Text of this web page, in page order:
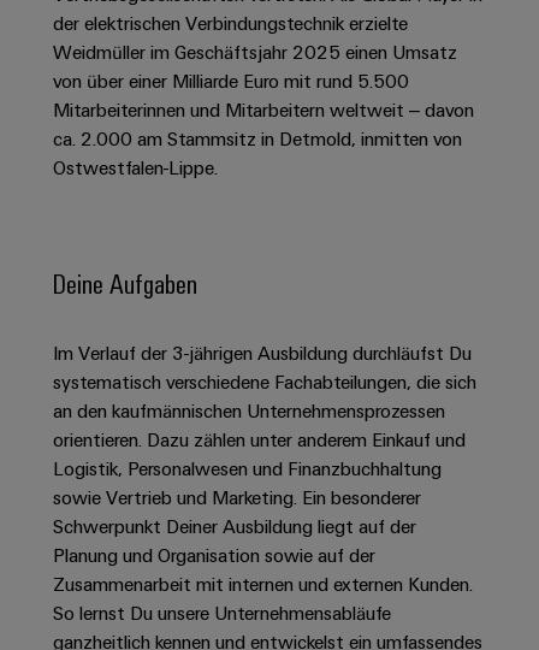
Energiespeichersysteme
(ESS)
Energieübertragung
und
-
Sicherheit
für
Gebäudeinfrastruktur
Lösungen
für
die
spezifischen
Anforderungen
in
der
Gebäudeinfrastruktur
Gerätehersteller
Innovative
Ethernet
Schaltschrank-
und
Feldebene
Smart
Building
Smart
Metering
Weidmüller
Configurator
Workplace
Solutions
Kabel
SPS
Systemverkabelung
&
Migrationslösungen
Verteilerboxen
Elektronik
Koppelrelais
&
Halbleiterrelais
Trennverstärker
und
Messumformer
Stromversorgungen
Industrial
Service
Platform
Connectivity
Consulting
Weidmüller
PCB
Connector
Services
Akkreditiertes
Labor
Support
News
Messen
Newsletter
Kundenservice
Webshop
Preisliste
Kataloganforderung
&
Culture
Compliance
Weidmüller
Welt
|
Länder
Management
Informationen
und
Zertifikate
Presse
für
Studienabbrecher
Offene
Stellen
für
Für
und
Schüler
Ausbildung
Duales
Studium
Schülerpraktika
Erfolgreiche
der elektrischen Verbindungstechnik erzielte
Weidmüller im Geschäftsjahr 2025 einen Umsatz
von über einer Milliarde Euro mit rund 5.500
Mitarbeiterinnen und Mitarbeitern weltweit – davon
ca. 2.000 am Stammsitz in Detmold, inmitten von
Ostwestfalen-Lippe.
Deine Aufgaben
Im Verlauf der 3-jährigen Ausbildung durchläufst Du
systematisch verschiedene Fachabteilungen, die sich
an den kaufmännischen Unternehmensprozessen
orientieren. Dazu zählen unter anderem Einkauf und
Logistik, Personalwesen und Finanzbuchhaltung
sowie Vertrieb und Marketing. Ein besonderer
Schwerpunkt Deiner Ausbildung liegt auf der
Planung und Organisation sowie auf der
Zusammenarbeit mit internen und externen Kunden.
So lernst Du unsere Unternehmensabläufe
ganzheitlich kennen und entwickelst ein umfassendes